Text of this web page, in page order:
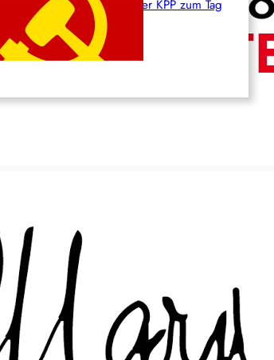
Beschluss des ZK der KPP zum Tag
des Heldentums
Juni 19, 2026